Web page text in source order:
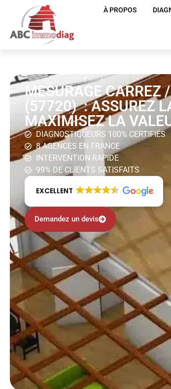
À PROPOS
MESURAGE CARREZ
(57720) : ASSUREZ
MAXIMISEZ LA
DIAGNOSTIQUEURS 100% CERTIFIÉS
8 AGENCES EN FRANCE
INTERVENTION RAPIDE
99% DE CLIENTS SATISFAITS
EXCELLENT
Demandez un devis